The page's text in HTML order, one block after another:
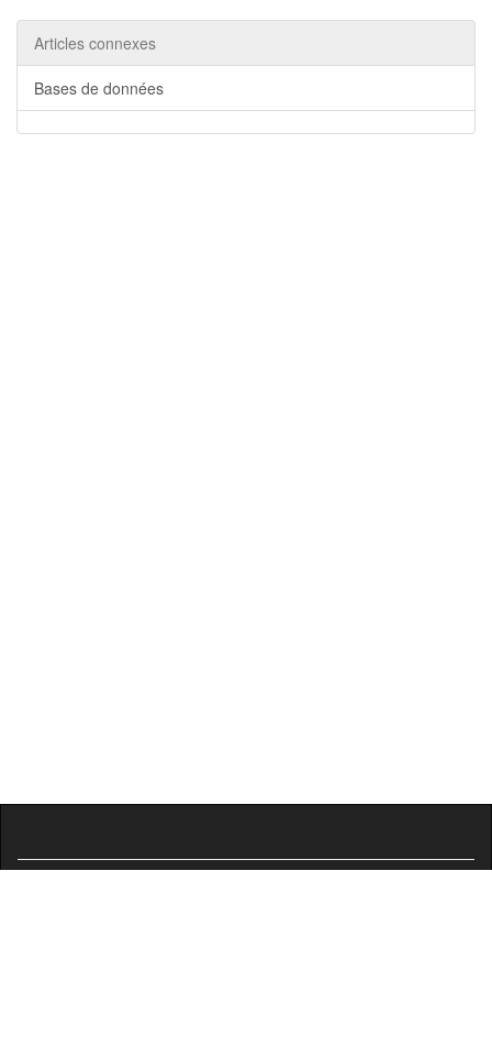
Articles connexes
Bases de données